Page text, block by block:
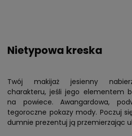
Nietypowa kreska
Twój makijaż jesienny
charakteru, jeśli jego elementem
na powiece. Awangardowa,
tegoroczne pokazy mody. Poczuj
dumnie prezentuj ją przemierzając